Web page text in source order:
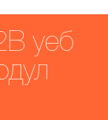
уеб